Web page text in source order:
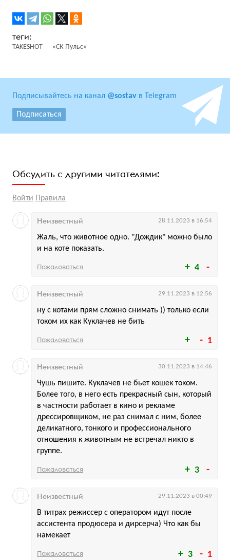
TAKESHOT «СК Пульс»
Подписывайтесь на канал @sostav в Telegram
Подписаться
Обсудить с другими читателями:
Войти Правила
4
Жаль, что животное одно. "Дождик" можно было
и на коте показать.
Неизвестный 28.11.2023 в 16:54
Пожаловаться
1
ну с котами прям сложно снимать )) только если
током их как Куклачев не бить
Неизвестный 29.11.2023 в 12:56
Пожаловаться
3
Чушь пишите. Куклачев не бьет кошек током.
Более того, в него есть прекрасный сын, который
в частности работает в кино и рекламе
дрессировщиком, не раз снимал с ним, более
деликатного, тонкого и профессионального
отношения к животным не встречал никто в
группе.
Неизвестный 30.11.2023 в 14:46
Пожаловаться
3 1
В титрах режиссер с оператором идут после
ассистента продюсера и дирсерча) Что как бы
намекает
Неизвестный 29.11.2023 в 00:49
Пожаловаться